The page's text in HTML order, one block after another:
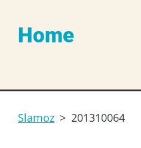
Home
Slamoz > 201310064